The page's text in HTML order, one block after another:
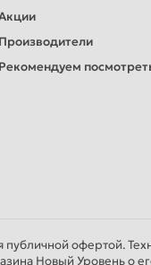
Производители
Рекомендуем
публичной офертой.
Новый Уровень